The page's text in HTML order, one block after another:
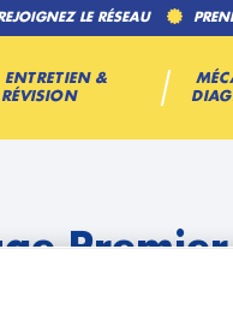
LE RÉSEAU
ENTRETIEN &
RÉVISION